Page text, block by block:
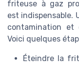
friteuse à gaz
est indispensable.
contamination et
Voici quelques
Éteindre la